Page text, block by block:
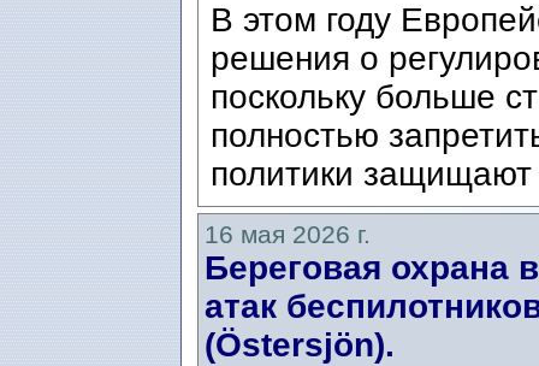
В этом году
решения о
поскольку больше
полностью
политики
16 мая 2026 г.
Береговая охрана
атак
(Östersjön).